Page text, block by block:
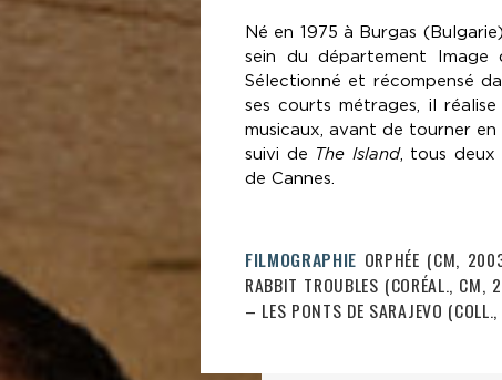
Né en 1975 à Burgas
sein du département
Sélectionné et récompensé
ses courts métrages, il
musicaux, avant de tourner
suivi de The Island, tous deux
de Cannes.
FILMOGRAPHIE ORPHÉE (CM,
RABBIT TROUBLES (CORÉAL.,
– LES PONTS DE SARAJEVO